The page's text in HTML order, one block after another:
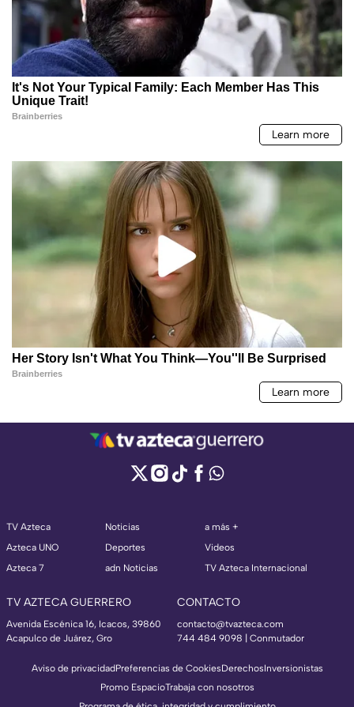
TV Azteca
Azteca UNO
Azteca 7
Noticias
Deportes
adn Noticias
a más +
Videos
TV Azteca Internacional
TV AZTECA GUERRERO
Avenida Escénica 16, Icacos, 39860
Acapulco de Juárez, Gro
CONTACTO
contacto@tvazteca.com
744 484 9098 | Conmutador
Aviso de privacidadPreferencias de CookiesDerechosInversionistas
Promo EspacioTrabaja con nosotros